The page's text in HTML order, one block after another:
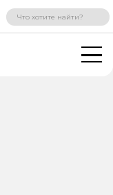
ВХОД РЕГИСТРАЦИЯ